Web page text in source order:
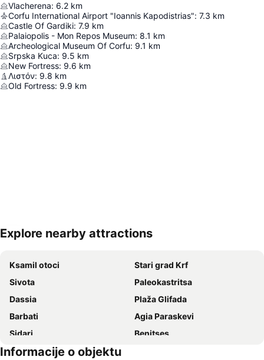
Vlacherena: 6.2 km
Corfu International Airport "Ioannis Kapodistrias": 7.3 km
Castle Of Gardiki: 7.9 km
Palaiopolis - Mon Repos Museum: 8.1 km
Archeological Museum Of Corfu: 9.1 km
Srpska Kuca: 9.5 km
New Fortress: 9.6 km
Λιστόν: 9.8 km
Old Fortress: 9.9 km
Explore nearby attractions
Ksamil otoci
Stari grad Krf
Sivota
Paleokastritsa
Dassia
Plaža Glifada
Barbati
Agia Paraskevi
Sidari
Benitses
Kouloura Beach
Informacije o objektu